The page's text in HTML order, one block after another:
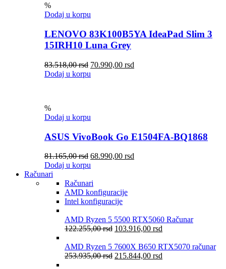
%
Dodaj u korpu
LENOVO 83K100B5YA IdeaPad Slim 3
15IRH10 Luna Grey
83.518,00rsd 70.990,00 rsd
Dodaj u korpu
%
Dodaj u korpu
ASUS VivoBook Go E1504FA-BQ1868
81.165,00rsd 68.990,00 rsd
Dodaj u korpu
Računari
Računari
AMD konfiguracije
Intel konfiguracije
AMD Ryzen 5 5500 RTX5060 Računar
122.255,00rsd 103.916,00 rsd
AMD Ryzen 5 7600X B650 RTX5070 računar
253.935,00rsd 215.844,00 rsd